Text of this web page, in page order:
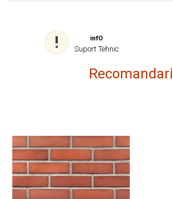
infO
Suport Tehnic
Recomandari